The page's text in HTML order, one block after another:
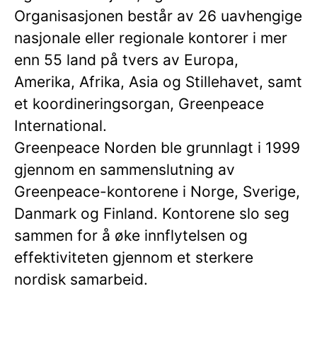
Organisasjonen består av 26 uavhengige
nasjonale eller regionale kontorer i mer
enn 55 land på tvers av Europa,
Amerika, Afrika, Asia og Stillehavet, samt
et koordineringsorgan, Greenpeace
International.
Greenpeace Norden ble grunnlagt i 1999
gjennom en sammenslutning av
Greenpeace-kontorene i Norge, Sverige,
Danmark og Finland. Kontorene slo seg
sammen for å øke innflytelsen og
effektiviteten gjennom et sterkere
nordisk samarbeid.